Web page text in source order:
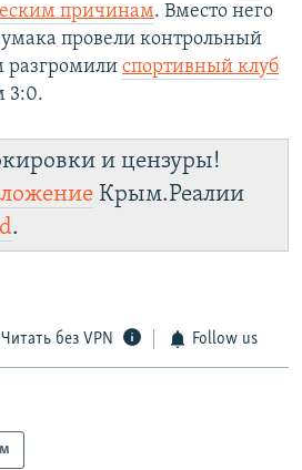
причинам. Вместо него
провели контрольный
разгромили спортивный клуб
3:0.
и цензуры!
Крым.Реалии
.
Читать без VPN Follow us